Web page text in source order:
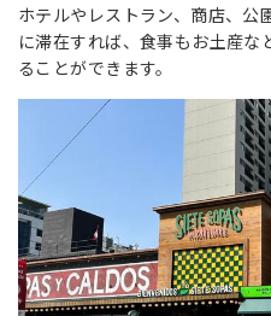
ホテルやレストラン、商店、公
に滞在すれば、食事もお土産な
ることができます。